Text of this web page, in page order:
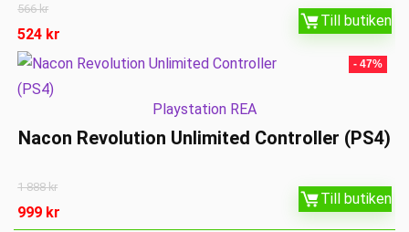
566kr
524 kr
Till butiken
- 47%
Playstation REA
Nacon Revolution Unlimited Controller (PS4)
1 888kr
999 kr
Till butiken